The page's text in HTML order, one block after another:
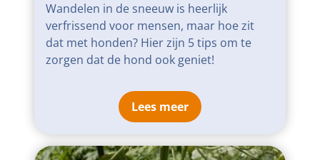
Wandelen in de sneeuw is heerlijk
verfrissend voor mensen, maar hoe zit
dat met honden? Hier zijn 5 tips om te
zorgen dat de hond ook geniet!
Lees meer